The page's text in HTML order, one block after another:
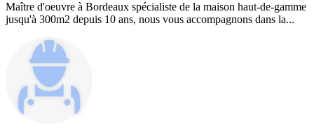
Maître d'oeuvre à Bordeaux spécialiste de la maison haut-de-gamme
jusqu'à 300m2 depuis 10 ans, nous vous accompagnons dans la...